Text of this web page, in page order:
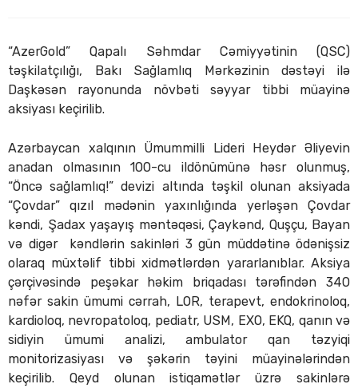
“AzerGold” Qapalı Səhmdar Cəmiyyətinin (QSC)
təşkilatçılığı, Bakı Sağlamlıq Mərkəzinin dəstəyi ilə
Daşkəsən rayonunda növbəti səyyar tibbi müayinə
aksiyası keçirilib.
Azərbaycan xalqının Ümummilli Lideri Heydər Əliyevin
anadan olmasının 100-cu ildönümünə həsr olunmuş,
“Öncə sağlamlıq!” devizi altında təşkil olunan aksiyada
“Çovdar” qızıl mədənin yaxınlığında yerləşən Çovdar
kəndi, Şadax yaşayış məntəqəsi, Çaykənd, Quşçu, Bayan
və digər kəndlərin sakinləri 3 gün müddətinə ödənişsiz
olaraq müxtəlif tibbi xidmətlərdən yararlanıblar. Aksiya
çərçivəsində peşəkar həkim briqadası tərəfindən 340
nəfər sakin ümumi cərrah, LOR, terapevt, endokrinoloq,
kardioloq, nevropatoloq, pediatr, USM, EXO, EKQ, qanın və
sidiyin ümumi analizi, ambulator qan təzyiqi
monitorizasiyası və şəkərin təyini müayinələrindən
keçirilib. Qeyd olunan istiqamətlər üzrə sakinlərə